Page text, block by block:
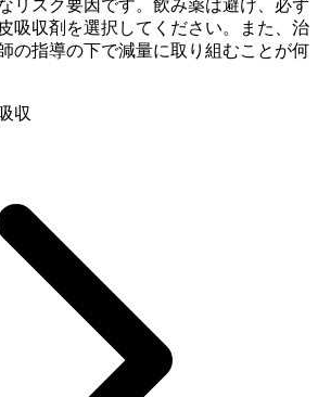
リスク要因です。飲み薬は避け、必ず
吸収剤を選択してください。また、治
の指導の下で減量に取り組むことが何
収